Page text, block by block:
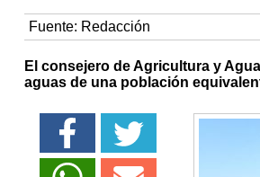
Fuente: Redacción
El consejero de Agricultura y
aguas de una población